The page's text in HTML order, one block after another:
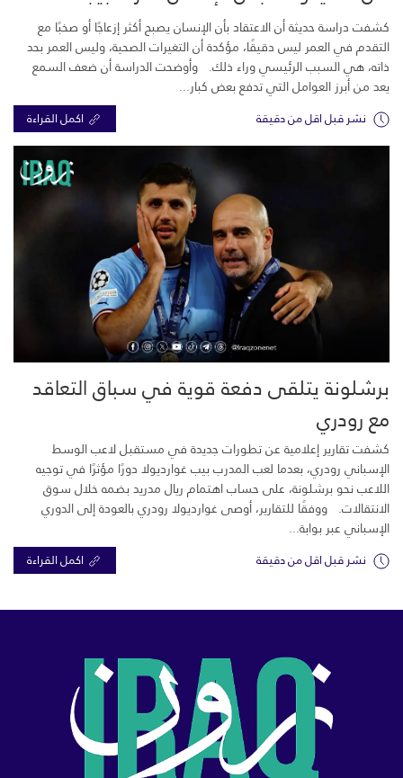
كشفت دراسة حديثة أن الاعتقاد بأن الإنسان يصبح أكثر إزعاجًا أو صخبًا مع
التقدم في العمر ليس دقيقًا، مؤكدة أن التغيرات الصحية، وليس العمر بحد
ذاته، هي السبب الرئيسي وراء ذلك. وأوضحت الدراسة أن ضعف السمع
يعد من أبرز العوامل التي تدفع بعض كبار...
نشر قبل اقل من دقيقة اكمل القراءة
برشلونة يتلقى دفعة قوية في سباق التعاقد
مع رودري
كشفت تقارير إعلامية عن تطورات جديدة في مستقبل لاعب الوسط
الإسباني رودري، بعدما لعب المدرب بيب غوارديولا دورًا مؤثرًا في توجيه
اللاعب نحو برشلونة، على حساب اهتمام ريال مدريد بضمه خلال سوق
الانتقالات. ووفقًا للتقارير، أوصى غوارديولا رودري بالعودة إلى الدوري
الإسباني عبر بوابة...
نشر قبل اقل من دقيقة اكمل القراءة